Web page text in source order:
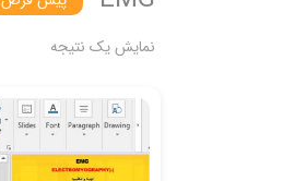
نمایش یک نتیجه